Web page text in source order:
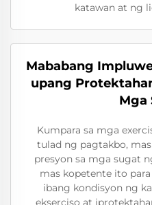
katawan at ng
Mababang
upang
Mga
Kumpara sa mga
tulad ng pagtakbo,
presyon sa mga sugat
mas kopetente ito
ibang kondisyon ng
ekserciso at